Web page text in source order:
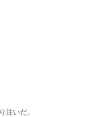
注いだ。